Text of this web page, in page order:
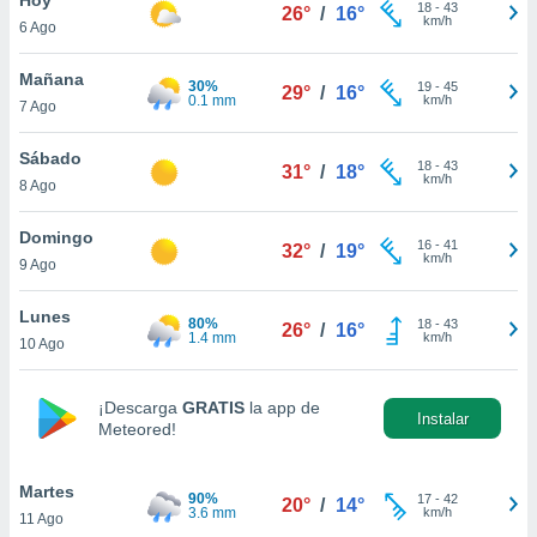
en
más
nuestra
de
aceptar
de
6 Ago
26° / 16° 18- 43
km/h
Mañana
7 Ago
30%
0.1 mm
29° / 16° 19- 45
km/h
Sábado
8 Ago
31° / 18° 18- 43
km/h
Domingo
9 Ago
32° / 19° 16- 41
km/h
Lunes
10 Ago
80%
1.4 mm
26° / 16° 18- 43
km/h
¡Descarga GRATIS la app de
Meteored!
Instalar
Martes
11 Ago
90%
3.6 mm
20° / 14° 17- 42
km/h